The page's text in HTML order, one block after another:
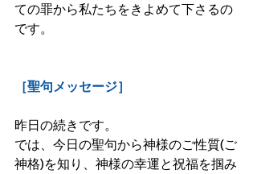
ての罪から私たちをきよめて下さるの
です。
［聖句メッセージ］
昨日の続きです。
では、今日の聖句から神様のご性質(ご
神格)を知り、神様の幸運と祝福を掴み